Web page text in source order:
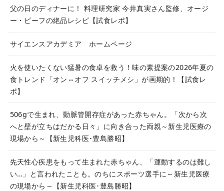
父の日のディナーに！ 料理研究家 今井真実さん監修、オージ
ー・ビーフの絶品レシピ【試食レポ】
サイエンスアカデミア ホームページ
火を使いたくない猛暑の食卓を救う！味の素提案の2026年夏の
食トレンド「オン⇔オフ スイッチメシ」が画期的！【試食レ
ポ】
506gで生まれ、動脈管開存症があった赤ちゃん。「次から次
へと壁が立ちはだかる日々」に向き合った両親～新生児医療の
現場から～【新生児科医･豊島勝昭】
先天性心疾患をもって生まれた赤ちゃん、「運動するのは難し
い…」と言われたことも。のちにスポーツ選手に～新生児医療
の現場から～【新生児科医･豊島勝昭】